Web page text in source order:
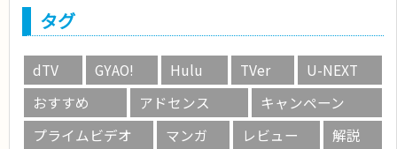
タグ
dTV GYAO! Hulu TVer
U-NEXT
おすすめ
アドセンス
キャンペーン
プライムビデオ
マンガ レビュー
解説